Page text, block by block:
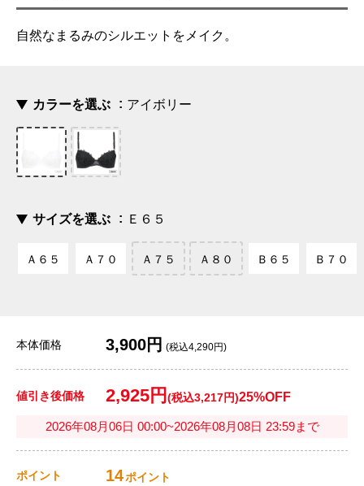
自然なまるみのシルエットをメイク。
カラーを選ぶ アイボリー
サイズを選ぶ Ｅ６５
Ａ６５ Ａ７０ Ａ７５ Ａ８０ Ｂ６５ Ｂ７０
本体価格 3,900円 (税込4,290円)
値引き後価格 2,925円 (税込3,217円)25%OFF
2026年08月06日 00:00~2026年08月08日 23:59まで
ポイント 14ポイント